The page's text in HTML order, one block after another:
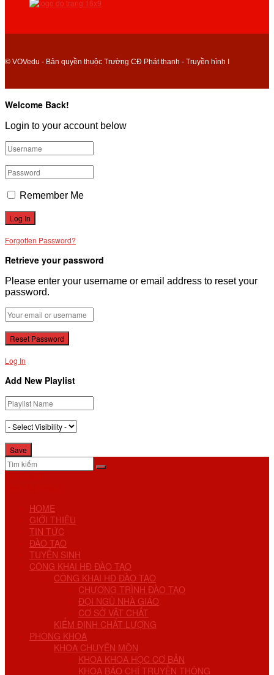
© VOVedu - Bản quyền thuộc Trường CĐ Phát thanh - Truyền hình I
Welcome Back!
Login to your account below
Remember Me
Forgotten Password?
Retrieve your password
Please enter your username or email address to reset your
password.
Log In
Add New Playlist
HOME
GIỚI THIỆU
TIN TỨC
ĐÀO TẠO
TUYỂN SINH
CÔNG KHAI HĐ ĐÀO TẠO
CÔNG KHAI HĐ ĐÀO TẠO
CHƯƠNG TRÌNH ĐÀO TẠO
ĐỘI NGŨ NHÀ GIÁO
CƠ SỞ VẬT CHẤT
KIỂM ĐỊNH CHẤT LƯỢNG
PHÒNG KHOA
KHOA CHUYÊN MÔN
KHOA KHOA HỌC CƠ BẢN
KHOA BÁO CHÍ TRUYỀN THÔNG